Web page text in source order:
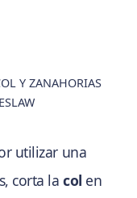
Y ZANAHORIAS
utilizar una
corta lacol en